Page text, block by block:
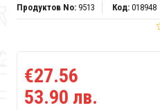
Продуктов No:9513 Код:018948
€27.56
53.90 лв.